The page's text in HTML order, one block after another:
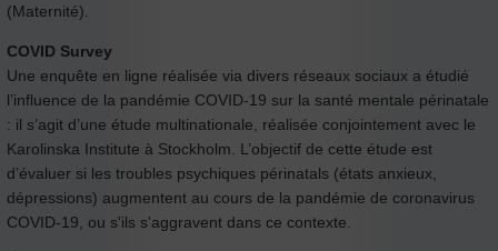
(Maternité).
COVID Survey
Une enquête en ligne réalisée via divers réseaux sociaux a étudié
l’influence de la pandémie COVID-19 sur la santé mentale périnatale
: il s’agit d’une étude multinationale, réalisée conjointement avec le
Karolinska Institute à Stockholm. L’objectif de cette étude est
d’évaluer si les troubles psychiques périnatals (états anxieux,
dépressions) augmentent au cours de la pandémie de coronavirus
COVID-19, ou s'ils s'aggravent dans ce contexte.